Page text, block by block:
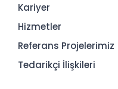
Kariyer
Hizmetler
Referans Projelerimiz
Tedarikçi İlişkileri